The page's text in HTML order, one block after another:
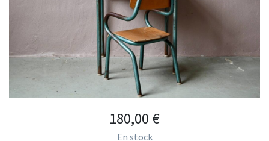
180,00 €
En stock